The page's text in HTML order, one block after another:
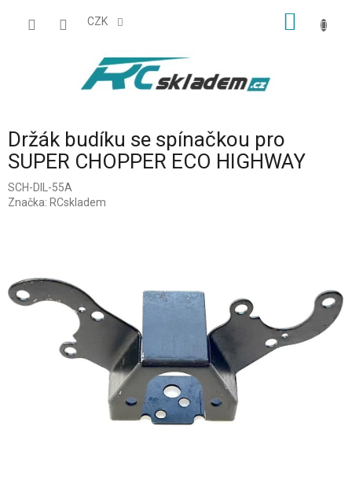
CZK
Držák budíku se spínačkou pro
SUPER CHOPPER ECO HIGHWAY
SCH-DIL-55A
Značka: RCskladem